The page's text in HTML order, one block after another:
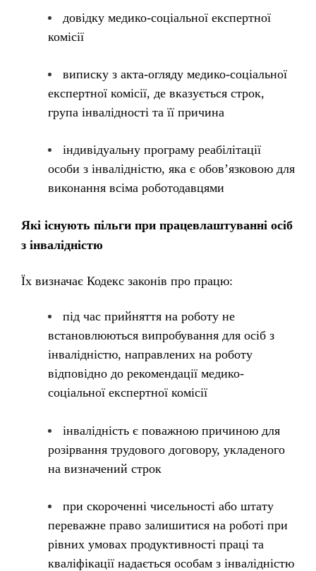
довідку медико-соціальної експертної
комісії
виписку з акта-огляду медико-соціальної
експертної комісії, де вказується строк,
група інвалідності та її причина
індивідуальну програму реабілітації
особи з інвалідністю, яка є обов’язковою для
виконання всіма роботодавцями
Які існують пільги при працевлаштуванні осіб
з інвалідністю
Їх визначає Кодекс законів про працю:
під час прийняття на роботу не
встановлюються випробування для осіб з
інвалідністю, направлених на роботу
відповідно до рекомендації медико-
соціальної експертної комісії
інвалідність є поважною причиною для
розірвання трудового договору, укладеного
на визначений строк
при скороченні чисельності або штату
переважне право залишитися на роботі при
рівних умовах продуктивності праці та
кваліфікації надається особам з інвалідністю